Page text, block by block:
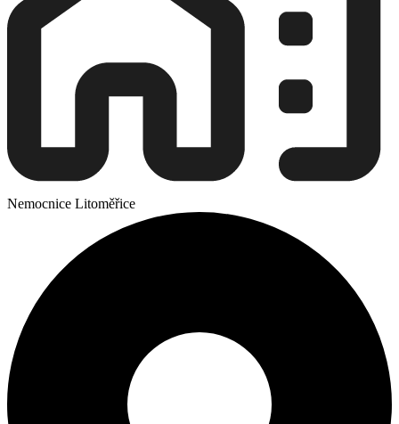
Nemocnice Litoměřice